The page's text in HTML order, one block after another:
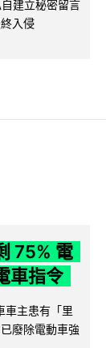
建立秘密留言
入侵
75% 電
車指令
車主患有「里
廢除電動車強